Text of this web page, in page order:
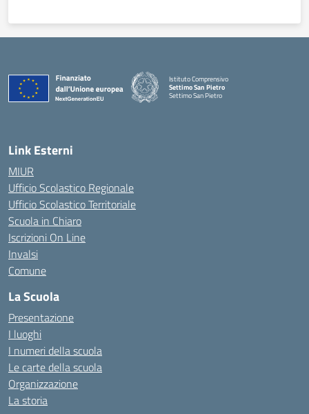
Istituto Comprensivo
Settimo San Pietro
Settimo San Pietro
Link Esterni
MIUR
Ufficio Scolastico Regionale
Ufficio Scolastico Territoriale
Scuola in Chiaro
Iscrizioni On Line
Invalsi
Comune
La Scuola
Presentazione
I luoghi
I numeri della scuola
Le carte della scuola
Organizzazione
La storia